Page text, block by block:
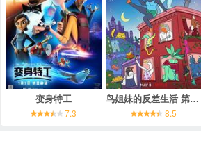
变身特工
7.3
鸟姐妹的反差生活 第一季
8.5